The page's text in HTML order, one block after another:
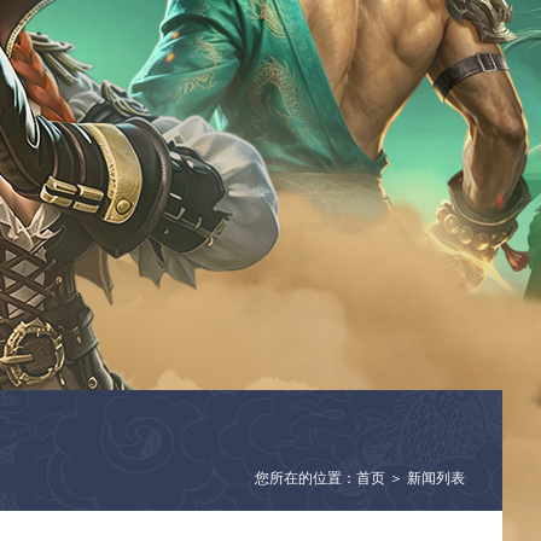
您所在的位置：首页 ＞ 新闻列表